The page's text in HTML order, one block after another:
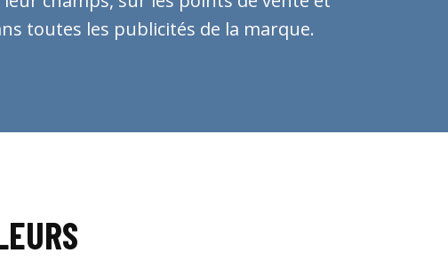
toutes les publicités de la marque.